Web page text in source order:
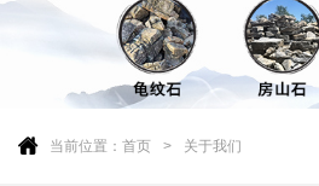
当前位置： 首页 关于我们